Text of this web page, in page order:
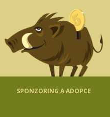
SPONZORING A ADOPCE